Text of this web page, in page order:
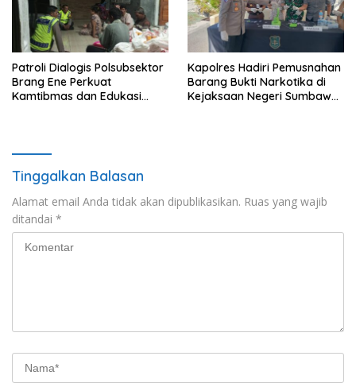
Patroli Dialogis Polsubsektor
Brang Ene Perkuat
Kamtibmas dan Edukasi
Kapolres Hadiri Pemusnahan
Barang Bukti Narkotika di
Kejaksaan Negeri Sumbawa
Tinggalkan Balasan
Alamat email Anda tidak akan dipublikasikan. Ruas yang wajib
ditandai *